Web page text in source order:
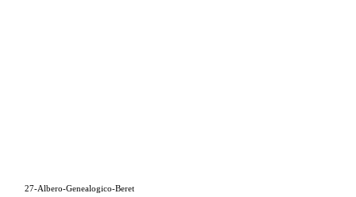
27-Albero-Genealogico-Beret